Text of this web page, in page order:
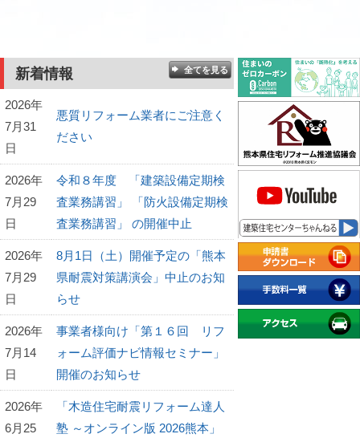
新着情報 全てを見る
2026年
7月31
日
悪質リフォーム業者にご注意く
ださい
2026年
7月29
日
令和８年度 「建築設備定期検
査業務講習」 「防火設備定期検
査業務講習」 の開催中止
2026年
7月29
日
8月1日（土）開催予定の「熊本
県耐震対策講演会」中止のお知
らせ
2026年
7月14
日
事業者様向け「第１６回 リフ
ォーム評価ナビ情報セミナー」
開催のお知らせ
2026年
6月25
「木造住宅耐震リフォーム達人
塾 ～オンライン版 2026熊本」